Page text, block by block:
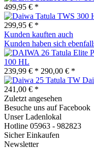
499,95 € *
299,95 € *
Kunden kauften auch
Kunden haben sich
100 HL
239,99 € * 290,00 € *
241,00 € *
Zuletzt angesehen
Besuche uns auf Facebook
Unser Ladenlokal
Hotline 05963 - 982823
Sicher Einkaufen
Newsletter